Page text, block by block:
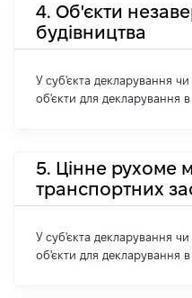
4. Об'єкти
будівництва
У суб'єкта декларування чи
об'єкти для декларування в
5. Цінне рухоме
транспортних
У суб'єкта декларування чи
об'єкти для декларування в